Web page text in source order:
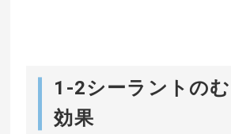
1-2シーラントの
効果